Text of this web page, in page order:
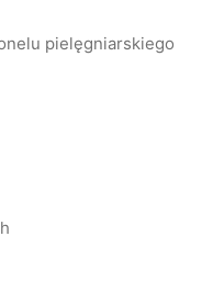
pielęgniarskiego